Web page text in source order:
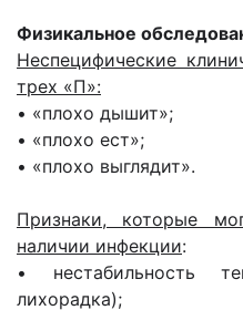
Физикальное
Неспецифические
трех «П»:
• «плохо дышит»;
• «плохо ест»;
• «плохо выглядит».
Признаки, которые
наличии инфекции:
• нестабильность
лихорадка);